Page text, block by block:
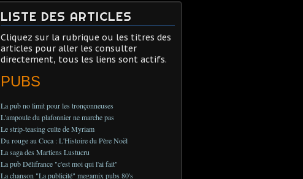
LISTE DES ARTICLES
Cliquez sur la rubrique ou les titres des
articles pour aller les consulter
directement, tous les liens sont actifs.
PUBS
La pub no limit pour les tronçonneuses
L'ampoule du plafonnier ne marche pas
Le strip-teasing culte de Myriam
Du rouge au Coca : L'Histoire du Père Noël
La saga des Martiens Lustucru
La pub Délifrance "c'est moi qui l'ai fait"
La chanson "La publicité" megamix pubs 80's